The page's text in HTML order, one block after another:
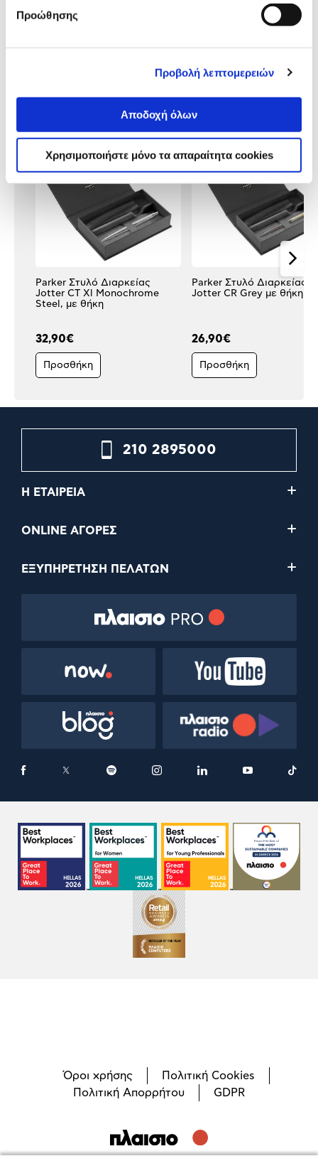
Προώθησης
Προβολή λεπτομερειών
Αποδοχή όλων
Χρησιμοποιήστε μόνο τα απαραίτητα cookies
προϊόντος
Αξιολογήσεις
προϊόντα σε ενδιαφέρουν!
Parker Στυλό Διαρκείας
Jotter CT Xl Monochrome
Steel, με θήκη
32,90€
Προσθήκη
Parker Στυλό Διαρκείας
Jotter CR Grey με θήκη
26,90€
Προσθήκη
210 2895000
Η ΕΤΑΙΡΕΙΑ
ONLINE ΑΓΟΡΕΣ
ΕΞΥΠΗΡΕΤΗΣΗ ΠΕΛΑΤΩΝ
Όροι χρήσης
Πολιτική Cookies
Πολιτική Απορρήτου
GDPR